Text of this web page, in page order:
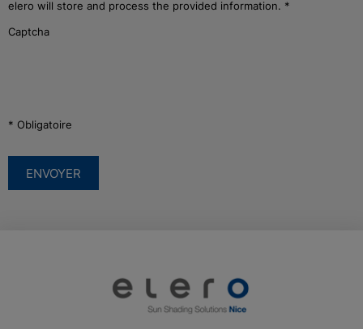
elero will store and process the provided information. *
Captcha
* Obligatoire
ENVOYER